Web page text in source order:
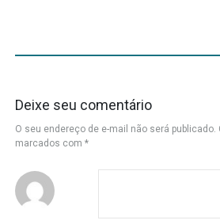
Deixe seu comentário
O seu endereço de e-mail não será publicado.
marcados com *